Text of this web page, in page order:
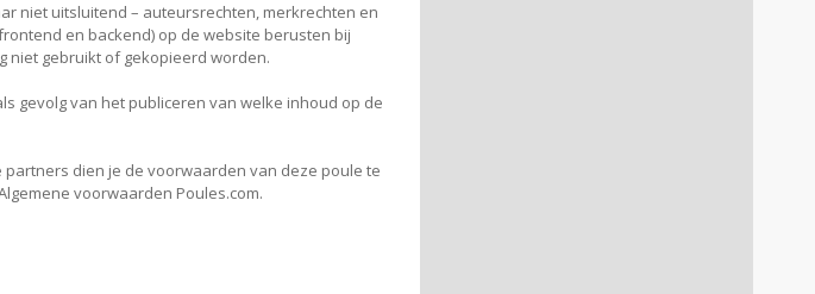
niet uitsluitend – auteursrechten, merkrechten en
en backend) op de website berusten bij
niet gebruikt of gekopieerd worden.
gevolg van het publiceren van welke inhoud op de
dien je de voorwaarden van deze poule te
voorwaarden Poules.com.